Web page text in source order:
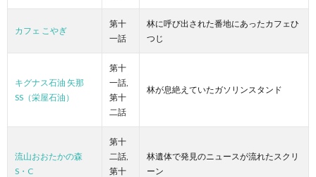
カフェ こやぎ
第十
一話
林に呼び出された番地にあったカフェひ
つじ
キグナス石油 矢那
SS（栄屋石油）
第十
一話,
第十
二話
林が息絶えていたガソリンスタンド
流山おおたかの森
S・C
第十
二話,
第十
林遺体で発見のニュースが流れたスクリ
ーン